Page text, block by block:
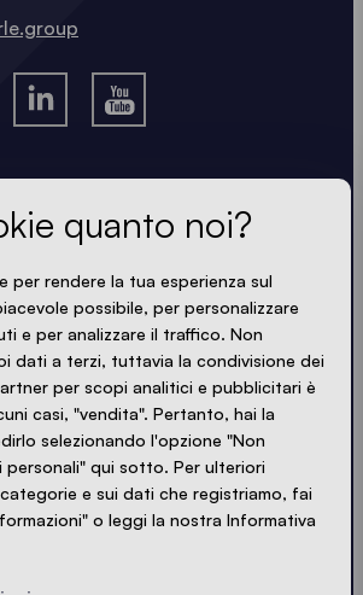
ultime novità
Niente spam! Riceverai solo
scritte in modo nitido, sintetico e
come i nostri gazebo.
CON LA PRIVACY POLICY
- LOADING - LOADING -
quanto noi?
per rendere la tua esperienza sul
possibile, per personalizzare
e per analizzare il traffico. Non
dati a terzi, tuttavia la condivisione dei
per scopi analitici e pubblicitari è
casi, "vendita". Pertanto, hai la
selezionando l'opzione "Non
personali" qui sotto. Per ulteriori
e sui dati che registriamo, fai
o leggi la nostra Informativa